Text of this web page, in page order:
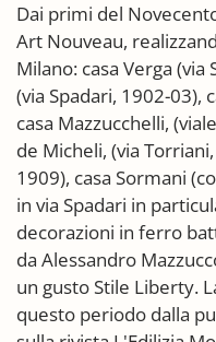
Dai primi del
Art Nouveau,
Milano: casa Verga
(via Spadari, 1902-03),
casa Mazzucchelli,
de Micheli, (via
1909), casa Sormani
in via Spadari in
decorazioni in ferro
da Alessandro
un gusto Stile Liberty.
questo periodo dalla